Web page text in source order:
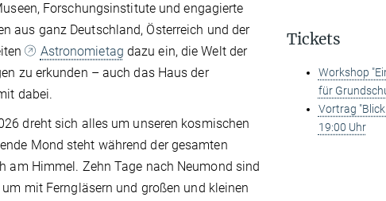
Forschungsinstitute und engagierte
aus ganz Deutschland, Österreich und der
Astronomietag dazu ein, die Welt der
zu erkunden – auch das Haus der
dabei.
dreht sich alles um unseren kosmischen
Mond steht während der gesamten
am Himmel. Zehn Tage nach Neumond sind
mit Ferngläsern und großen und kleinen
Tickets
Workshop
für
Vortrag
19:00 Uhr